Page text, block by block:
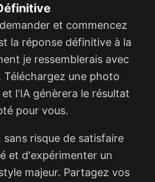
et commencez
la réponse définitive à la
je ressemblerais avec
Téléchargez une photo
l'IA génèrera le résultat
pour vous.
risque de satisfaire
et d'expérimenter un
majeur. Partagez vos